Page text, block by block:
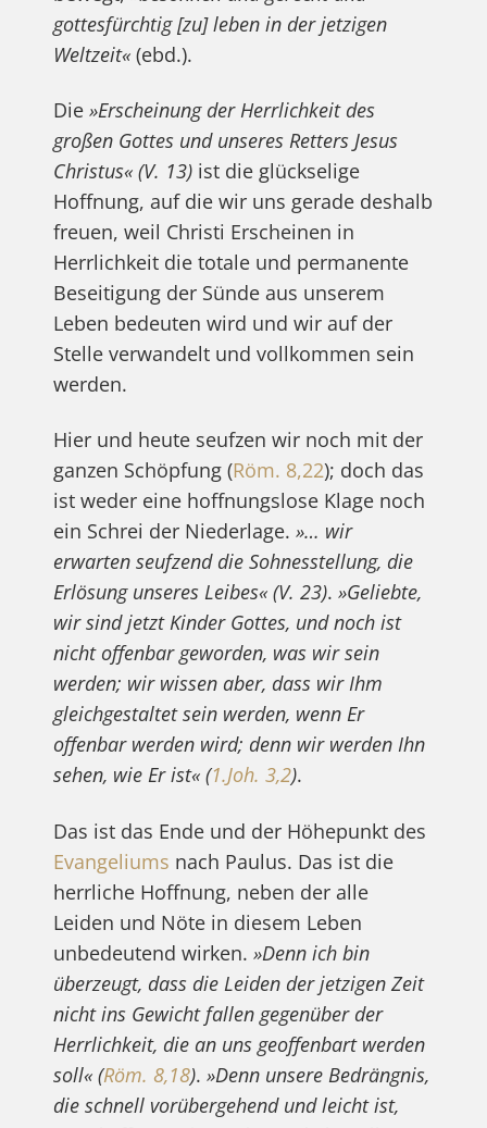
gottesfürchtig [zu] leben in der jetzigen
Weltzeit«(ebd.).
Die »Erscheinung der Herrlichkeit des
großen Gottes und unseres Retters Jesus
Christus« (V. 13)ist die glückselige
Hoffnung, auf die wir uns gerade deshalb
freuen, weil Christi Erscheinen in
Herrlichkeit die totale und permanente
Beseitigung der Sünde aus unserem
Leben bedeuten wird und wir auf der
Stelle verwandelt und vollkommen sein
werden.
Hier und heute seufzen wir noch mit der
ganzen Schöpfung (Röm. 8,22); doch das
ist weder eine hoffnungslose Klage noch
ein Schrei der Niederlage. »… wir
erwarten seufzend die Sohnesstellung, die
Erlösung unseres Leibes« (V. 23). »Geliebte,
wir sind jetzt Kinder Gottes, und noch ist
nicht offenbar geworden, was wir sein
werden; wir wissen aber, dass wir Ihm
gleichgestaltet sein werden, wenn Er
offenbar werden wird; denn wir werden Ihn
sehen, wie Er ist« (1.Joh. 3,2).
Das ist das Ende und der Höhepunkt des
Evangeliums nach Paulus. Das ist die
herrliche Hoffnung, neben der alle
Leiden und Nöte in diesem Leben
unbedeutend wirken. »Denn ich bin
überzeugt, dass die Leiden der jetzigen Zeit
nicht ins Gewicht fallen gegenüber der
Herrlichkeit, die an uns geoffenbart werden
soll« (Röm. 8,18). »Denn unsere Bedrängnis,
die schnell vorübergehend und leicht ist,